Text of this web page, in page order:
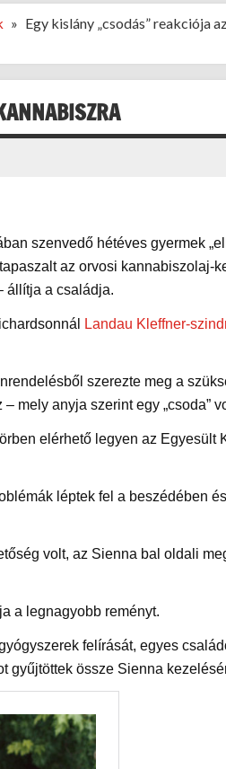
Egy kislány „csodás” reakciója
szenvedő hétéves gyermek
az orvosi kannabiszolaj-
állítja a családja.
Landau Kleffner-
szerezte meg a
mely anyja szerint egy „csoda”
elérhető legyen az Egyesült
léptek fel a beszédében
volt, az Sienna bal oldali
a legnagyobb reményt.
felírását, egyes
gyűjtöttek össze Sienna